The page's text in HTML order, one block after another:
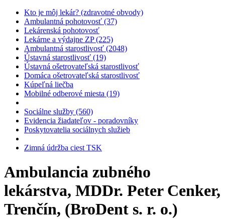
Kto je môj lekár? (zdravotné obvody)
Ambulantná pohotovosť (37)
Lekárenská pohotovosť
Lekárne a výdajne ZP (225)
Ambulantná starostlivosť (2048)
Ústavná starostlivosť (19)
Ústavná ošetrovateľská starostlivosť
Domáca ošetrovateľská starostlivosť
Kúpeľná liečba
Mobilné odberové miesta (19)
Sociálne služby (560)
Evidencia žiadateľov - poradovníky
Poskytovatelia sociálnych služieb
Zimná údržba ciest TSK
Ambulancia zubného
lekárstva, MDDr. Peter Cenker,
Trenčín, (BroDent s. r. o.)